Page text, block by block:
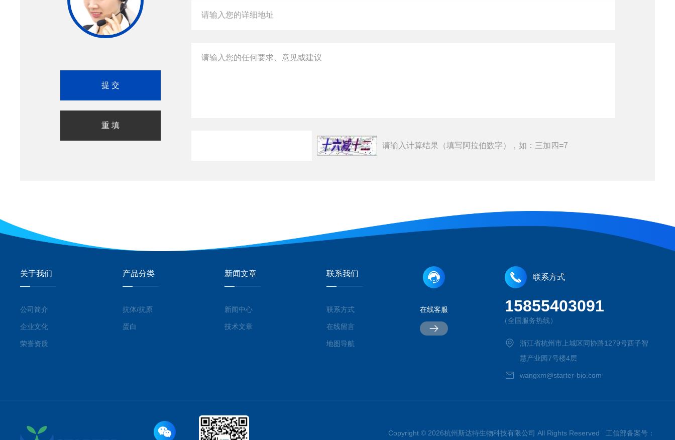
请输入计算结果（填写阿拉伯数字），如：三加四=7
关于我们
公司简介
企业文化
荣誉资质
产品分类
抗体/抗原
蛋白
新闻文章
新闻中心
技术文章
联系我们
联系方式
在线留言
地图导航
在线客服
联系方式
15855403091
（全国服务热线）
浙江省杭州市上城区同协路1279号西子智
慧产业园7号楼4层
wangxm@starter-bio.com
Copyright © 2026杭州斯达特生物科技有限公司 All Rights Reserved 工信部备案号：